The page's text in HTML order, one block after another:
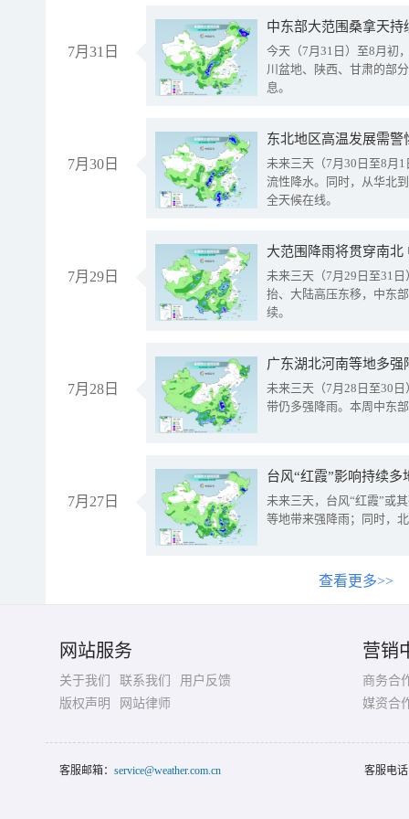
7月31日
中东部大范围桑拿天
今天（7月31日）至8月初
川盆地、陕西、甘肃的部
息。
7月30日
东北地区高温发展需
未来三天（7月30日至8月
流性降水。同时，从华北
全天候在线。
7月29日
大范围降雨将贯穿南
未来三天（7月29日至31
抬、大陆高压东移，中东
续。
7月28日
广东湖北河南等地多
未来三天（7月28日至30
带仍多强降雨。本周中东
7月27日
台风“红霞”影响持续
未来三天，台风“红霞”或
等地带来强降雨；同时，
查看更多>>
网站服务
关于我们 联系我们
用户反馈
版权声明
网站律师
营销
商务合
媒资合
客服邮箱： service@weather.com.cn 客服电